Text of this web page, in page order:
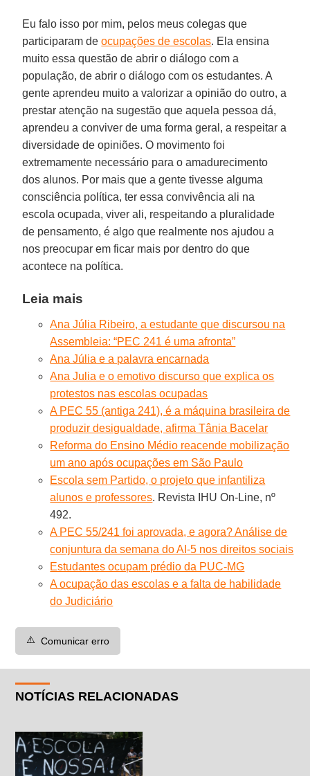
Eu falo isso por mim, pelos meus colegas que
participaram deocupações de escolas. Ela ensina
muito essa questão de abrir o diálogo com a
população, de abrir o diálogo com os estudantes. A
gente aprendeu muito a valorizar a opinião do outro, a
prestar atenção na sugestão que aquela pessoa dá,
aprendeu a conviver de uma forma geral, a respeitar a
diversidade de opiniões. O movimento foi
extremamente necessário para o amadurecimento
dos alunos. Por mais que a gente tivesse alguma
consciência política, ter essa convivência ali na
escola ocupada, viver ali, respeitando a pluralidade
de pensamento, é algo que realmente nos ajudou a
nos preocupar em ficar mais por dentro do que
acontece na política.
Leia mais
Ana Júlia Ribeiro, a estudante que discursou na
Assembleia: “PEC 241 é uma afronta”
Ana Júlia e a palavra encarnada
Ana Julia e o emotivo discurso que explica os
protestos nas escolas ocupadas
A PEC 55 (antiga 241), é a máquina brasileira de
produzir desigualdade, afirma Tânia Bacelar
Reforma do Ensino Médio reacende mobilização
um ano após ocupações em São Paulo
Escola sem Partido, o projeto que infantiliza
alunos e professores. Revista IHU On-Line, nº
492.
A PEC 55/241 foi aprovada, e agora? Análise de
conjuntura da semana do AI-5 nos direitos sociais
Estudantes ocupam prédio da PUC-MG
A ocupação das escolas e a falta de habilidade
do Judiciário
⚠️ Comunicar erro
NOTÍCIAS RELACIONADAS